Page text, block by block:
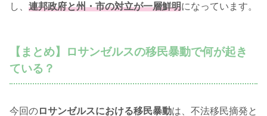
し、 連邦政府と州・市の対立が一層鮮明になっています。
【まとめ】ロサンゼルスの移民暴動で何が起き
ている？
今回のロサンゼルスにおける移民暴動は、不法移民摘発と